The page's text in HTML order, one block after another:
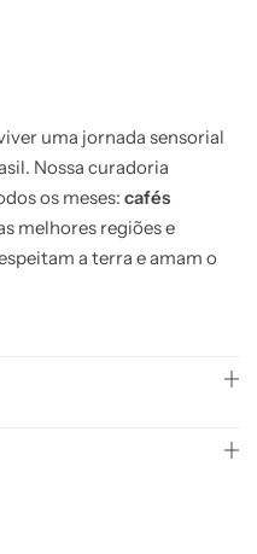
uma jornada sensorial
Nossa curadoria
os meses: cafés
melhores regiões e
a terra e amam o